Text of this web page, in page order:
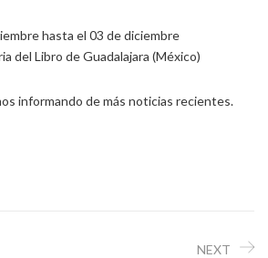
hasta el 03 de diciembre
del Libro de Guadalajara (México)
informando de más noticias recientes.
NEXT